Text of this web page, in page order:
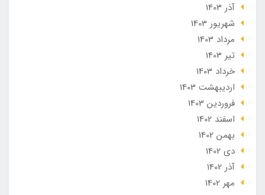
آذر 1403
شهریور 1403
مرداد 1403
تير 1403
خرداد 1403
ارديبهشت 1403
فروردین 1403
اسفند 1402
بهمن 1402
دی 1402
آذر 1402
مهر 1402